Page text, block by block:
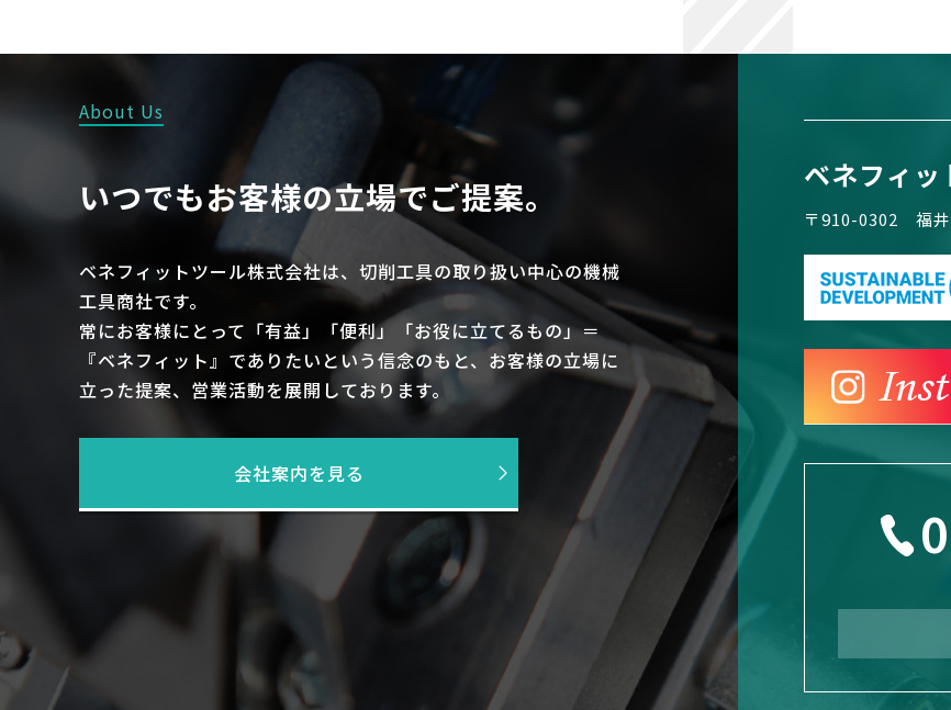
About Us
いつでもお客様の立場でご提案。
ベネフィットツール株式会社は、切削工具の取り扱い中心の機械
工具商社です。
常にお客様にとって「有益」「便利」「お役に立てるもの」＝
『ベネフィット』でありたいという信念のもと、お客様の立場に
立った提案、営業活動を展開しております。
会社案内を見る
ベネフィ
〒910-0302 福井